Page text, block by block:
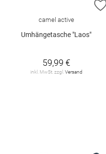
camel active
Umhängetasche "Laos"
59,99 €
inkl. MwSt. zzgl. Versand